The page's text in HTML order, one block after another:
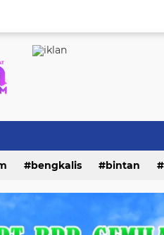
bengkalis bintan
kampar karimun
nasional natuna